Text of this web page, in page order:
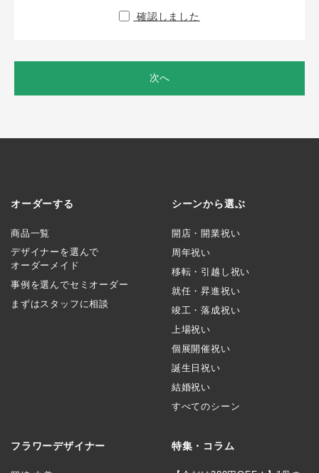
確認しました
次へ
オーダーする
商品一覧
デザイナーを選んで
オーダーメイド
事例を選んでセミオーダー
まずはスタッフに相談
シーンから選ぶ
開店・開業祝い
周年祝い
移転・引越し祝い
就任・昇進祝い
竣工・落成祝い
上場祝い
個展開催祝い
誕生日祝い
結婚祝い
すべてのシーン
フラワーデザイナー 特集・コラム